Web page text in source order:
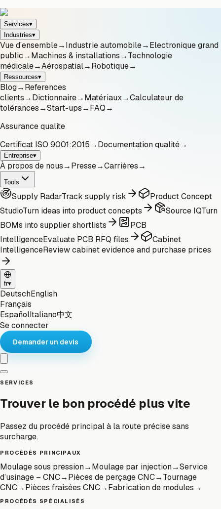
Services▾
Industries▾
Vue d’ensemble→Industrie automobile→Electronique grand
public→Machines & installations→Technologie
médicale→Aérospatial→Robotique→
Ressources▾
Blog→References
clients→Dictionnaire→Matériaux→Calculateur de
tolérances→Start-ups→FAQ→
Assurance qualite
Certificat ISO 9001:2015→Documentation qualité→
Entreprise▾
À propos de nous→Presse→Carrières→
Tools
Supply RadarTrack supply risk
Product Concept
StudioTurn ideas into product concepts Source IQTurn
BOMs into supplier shortlists
PCB
IntelligenceEvaluate PCB RFQ files
Cabinet
IntelligenceReview cabinet evidence and purchase prices
fr▾
DeutschEnglish
Français
EspañolItaliano中文
Se connecter
Demander un devis
SERVICES
Trouver le bon procédé plus vite
Passez du procédé principal à la route précise sans
surcharge.
PROCÉDÉS PRINCIPAUX
Moulage sous pression→Moulage par injection→Service
d’usinage – CNC→Pièces de perçage CNC→Tournage
CNC→Pièces fraisées CNC→Fabrication de modules→
PROCÉDÉS SPÉCIALISÉS